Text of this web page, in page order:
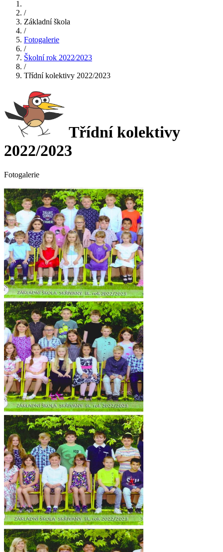
/
Základní škola
/
Fotogalerie
/
Školní rok 2022⁄2023
/
Třídní kolektivy 2022/2023
Třídní kolektivy
2022/2023
Fotogalerie